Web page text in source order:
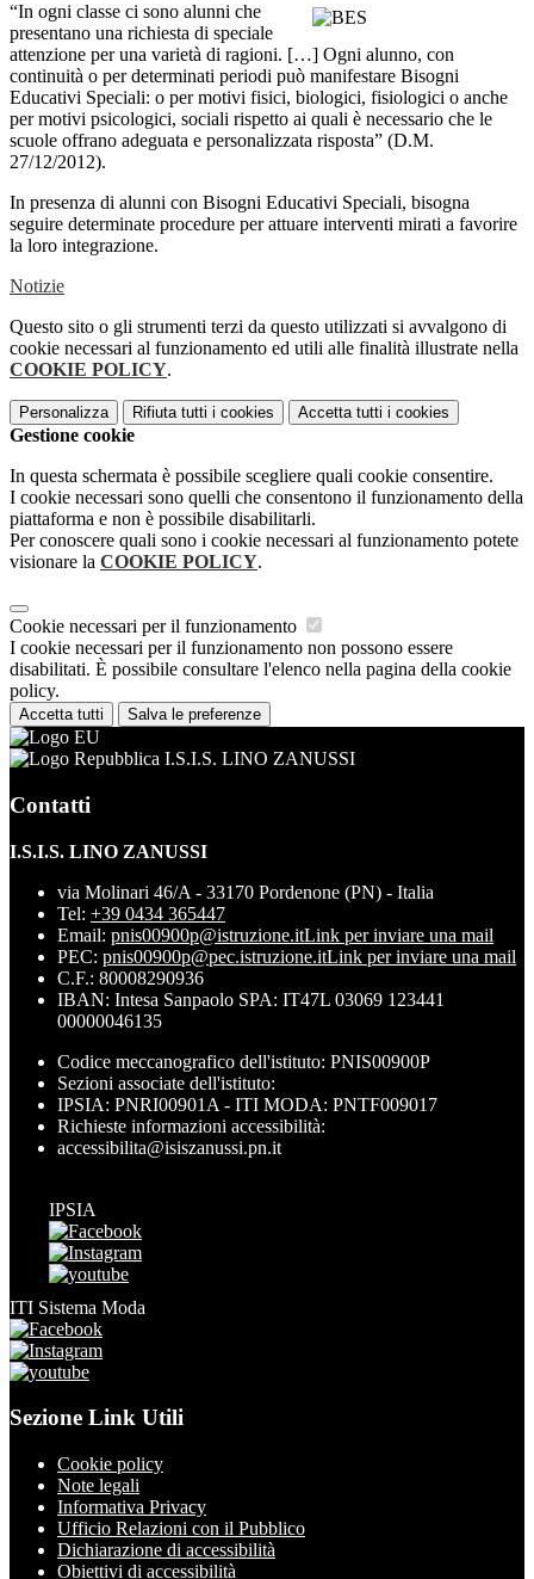
“In ogni classe ci sono alunni che
presentano una richiesta di speciale
attenzione per una varietà di ragioni. […] Ogni alunno, con
continuità o per determinati periodi può manifestare Bisogni
Educativi Speciali: o per motivi fisici, biologici, fisiologici o anche
per motivi psicologici, sociali rispetto ai quali è necessario che le
scuole offrano adeguata e personalizzata risposta” (D.M.
27/12/2012).
In presenza di alunni con Bisogni Educativi Speciali, bisogna
seguire determinate procedure per attuare interventi mirati a favorire
la loro integrazione.
Notizie
Questo sito o gli strumenti terzi da questo utilizzati si avvalgono di
cookie necessari al funzionamento ed utili alle finalità illustrate nella
COOKIE POLICY.
Personalizza Rifiuta tutti i cookies Accetta tutti i cookies
Gestione cookie
In questa schermata è possibile scegliere quali cookie consentire.
I cookie necessari sono quelli che consentono il funzionamento della
piattaforma e non è possibile disabilitarli.
Per conoscere quali sono i cookie necessari al funzionamento potete
visionare la COOKIE POLICY.
Cookie necessari per il funzionamento
I cookie necessari per il funzionamento non possono essere
disabilitati. È possibile consultare l'elenco nella pagina della cookie
policy.
Accetta tutti Salva le preferenze
I.S.I.S. LINO ZANUSSI
Contatti
I.S.I.S. LINO ZANUSSI
via Molinari 46/A - 33170 Pordenone (PN) - Italia
Tel: +39 0434 365447
Email: pnis00900p@istruzione.itLink per inviare una mail
PEC: pnis00900p@pec.istruzione.itLink per inviare una mail
C.F.: 80008290936
IBAN: Intesa Sanpaolo SPA: IT47L 03069 123441
00000046135
Codice meccanografico dell'istituto: PNIS00900P
Sezioni associate dell'istituto:
IPSIA: PNRI00901A - ITI MODA: PNTF009017
Richieste informazioni accessibilità:
accessibilita@isiszanussi.pn.it
IPSIA
ITI Sistema Moda
Sezione Link Utili
Cookie policy
Note legali
Informativa Privacy
Ufficio Relazioni con il Pubblico
Dichiarazione di accessibilità
Obiettivi di accessibilità